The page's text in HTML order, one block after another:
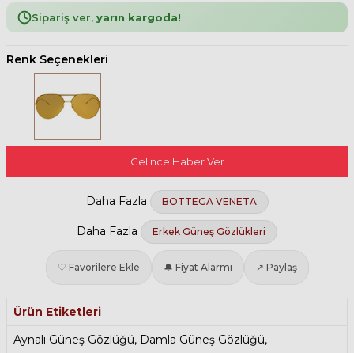
Sipariş ver, yarın kargoda!
Renk Seçenekleri
Gelince Haber Ver
Daha Fazla BOTTEGA VENETA
Daha Fazla Erkek Güneş Gözlükleri
♡ Favorilere Ekle 🔔 Fiyat Alarmı ↗ Paylaş
Ürün Etiketleri
Aynalı Güneş Gözlüğü, Damla Güneş Gözlüğü,